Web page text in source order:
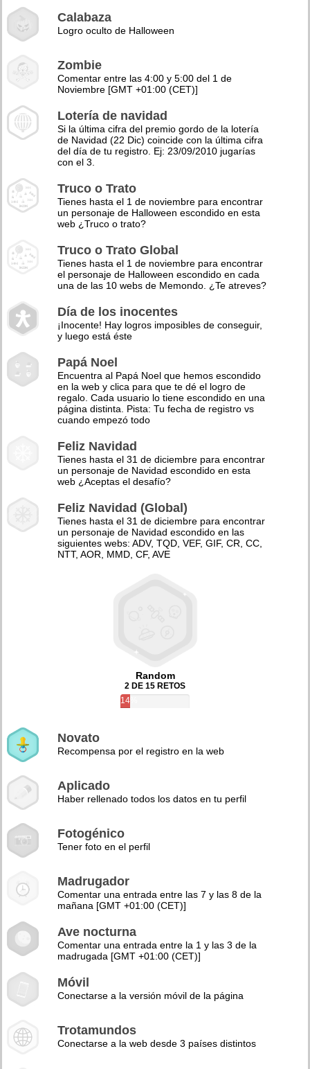
Calabaza
Logro oculto de Halloween
Zombie
Comentar entre las 4:00 y 5:00 del 1 de
Noviembre [GMT +01:00 (CET)]
Lotería de navidad
Si la última cifra del premio gordo de la lotería
de Navidad (22 Dic) coincide con la última cifra
del día de tu registro. Ej: 23/09/2010 jugarías
con el 3.
Truco o Trato
Tienes hasta el 1 de noviembre para encontrar
un personaje de Halloween escondido en esta
web ¿Truco o trato?
Truco o Trato Global
Tienes hasta el 1 de noviembre para encontrar
el personaje de Halloween escondido en cada
una de las 10 webs de Memondo. ¿Te atreves?
Día de los inocentes
¡Inocente! Hay logros imposibles de conseguir,
y luego está éste
Papá Noel
Encuentra al Papá Noel que hemos escondido
en la web y clica para que te dé el logro de
regalo. Cada usuario lo tiene escondido en una
página distinta. Pista: Tu fecha de registro vs
cuando empezó todo
Feliz Navidad
Tienes hasta el 31 de diciembre para encontrar
un personaje de Navidad escondido en esta
web ¿Aceptas el desafío?
Feliz Navidad (Global)
Tienes hasta el 31 de diciembre para encontrar
un personaje de Navidad escondido en las
siguientes webs: ADV, TQD, VEF, GIF, CR, CC,
NTT, AOR, MMD, CF, AVE
Random
2 DE 15 RETOS
14%
Novato
Recompensa por el registro en la web
Aplicado
Haber rellenado todos los datos en tu perfil
Fotogénico
Tener foto en el perfil
Madrugador
Comentar una entrada entre las 7 y las 8 de la
mañana [GMT +01:00 (CET)]
Ave nocturna
Comentar una entrada entre la 1 y las 3 de la
madrugada [GMT +01:00 (CET)]
Móvil
Conectarse a la versión móvil de la página
Trotamundos
Conectarse a la web desde 3 países distintos